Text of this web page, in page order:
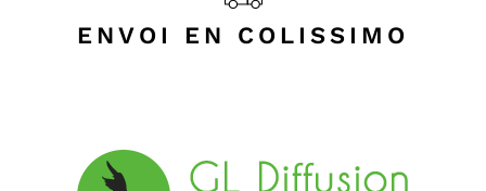
ENVOI EN COLISSIMO